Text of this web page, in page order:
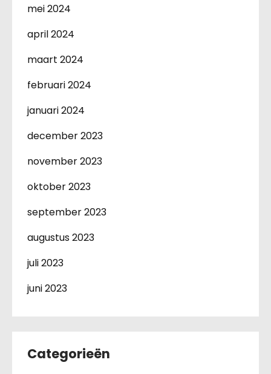
mei 2024
april 2024
maart 2024
februari 2024
januari 2024
december 2023
november 2023
oktober 2023
september 2023
augustus 2023
juli 2023
juni 2023
Categorieën